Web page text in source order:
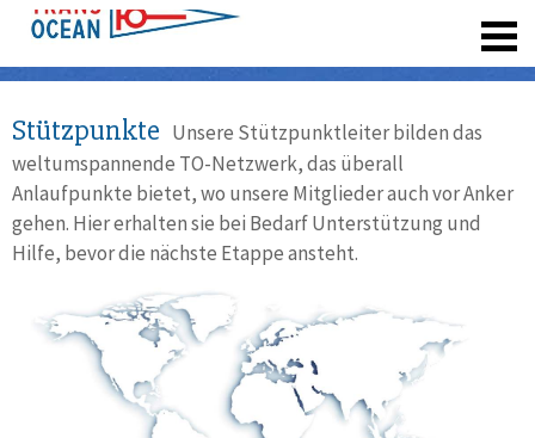
Stützpunkte Unsere Stützpunktleiter bilden das
weltumspannende TO-Netzwerk, das überall
Anlaufpunkte bietet, wo unsere Mitglieder auch vor Anker
gehen. Hier erhalten sie bei Bedarf Unterstützung und
Hilfe, bevor die nächste Etappe ansteht.